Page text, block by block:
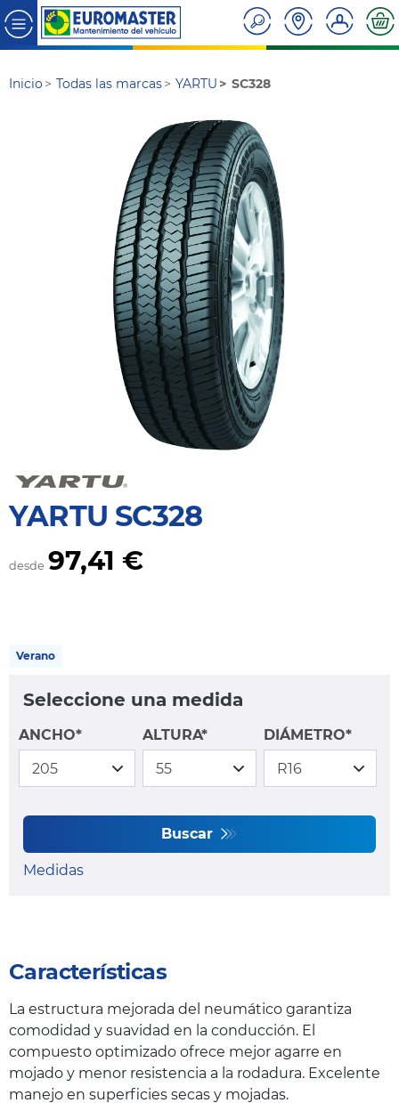
Inicio Todas las marcas YARTU SC328
YARTU SC328
desde 97,41 €
Verano
Seleccione una medida
ANCHO* ALTURA* DIÁMETRO*
Buscar
Medidas
Características
La estructura mejorada del neumático garantiza
comodidad y suavidad en la conducción. El
compuesto optimizado ofrece mejor agarre en
mojado y menor resistencia a la rodadura. Excelente
manejo en superficies secas y mojadas.